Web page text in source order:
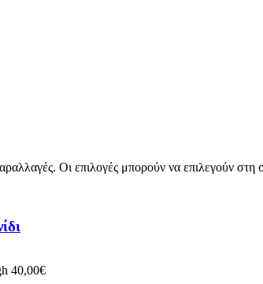
Οι επιλογές μπορούν να επιλεγούν στη
40,00€